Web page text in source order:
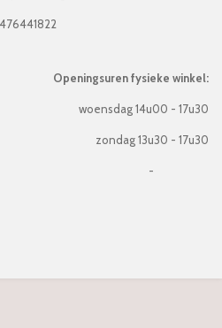
Openingsuren fysieke winkel:
woensdag 14u00 - 17u30
zondag 13u30 - 17u30